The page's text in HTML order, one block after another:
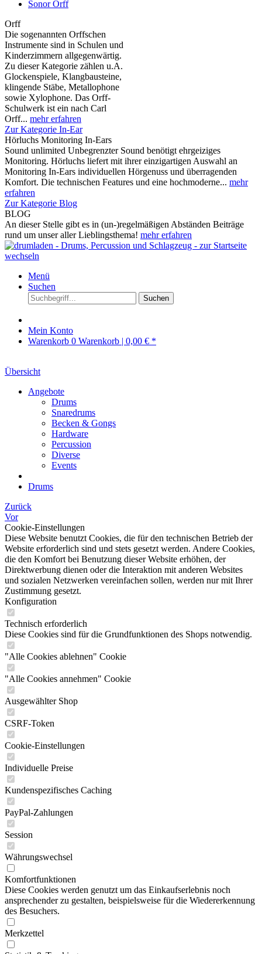
Sonor Orff
Orff
Die sogenannten Orffschen
Instrumente sind in Schulen und
Kinderzimmern allgegenwärtig.
Zu dieser Kategorie zählen u.A.
Glockenspiele, Klangbausteine,
klingende Stäbe, Metallophone
sowie Xylophone. Das Orff-
Schulwerk ist ein nach Carl
Orff... mehr erfahren
Zur Kategorie In-Ear
Hörluchs Monitoring In-Ears
Sound unlimited Unbegrenzter Sound benötigt ehrgeiziges
Monitoring. Hörluchs liefert mit ihrer einzigartigen Auswahl an
Monitoring In-Ears individuellen Hörgenuss und überragenden
Komfort. Die technischen Features und eine hochmoderne... mehr
erfahren
Zur Kategorie Blog
BLOG
An dieser Stelle gibt es in (un-)regelmäßigen Abständen Beiträge
rund um unser aller Lieblingsthema! mehr erfahren
Menü
Suchen
Suchen
Mein Konto
Warenkorb 0 Warenkorb | 0,00 € *
Übersicht
Angebote
Drums
Snaredrums
Becken & Gongs
Hardware
Percussion
Diverse
Events
Drums
Zurück
Vor
Cookie-Einstellungen
Diese Website benutzt Cookies, die für den technischen Betrieb der
Website erforderlich sind und stets gesetzt werden. Andere Cookies,
die den Komfort bei Benutzung dieser Website erhöhen, der
Direktwerbung dienen oder die Interaktion mit anderen Websites
und sozialen Netzwerken vereinfachen sollen, werden nur mit Ihrer
Zustimmung gesetzt.
Konfiguration
Technisch erforderlich
Diese Cookies sind für die Grundfunktionen des Shops notwendig.
"Alle Cookies ablehnen" Cookie
"Alle Cookies annehmen" Cookie
Ausgewählter Shop
CSRF-Token
Cookie-Einstellungen
Individuelle Preise
Kundenspezifisches Caching
PayPal-Zahlungen
Session
Währungswechsel
Komfortfunktionen
Diese Cookies werden genutzt um das Einkaufserlebnis noch
ansprechender zu gestalten, beispielsweise für die Wiedererkennung
des Besuchers.
Merkzettel